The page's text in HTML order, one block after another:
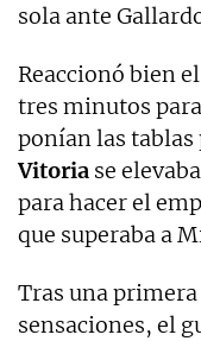
sola ante
Reaccionó bien
tres minutos
ponían las
Vitoria se
para hacer el
que superaba a
Tras una
sensaciones, el